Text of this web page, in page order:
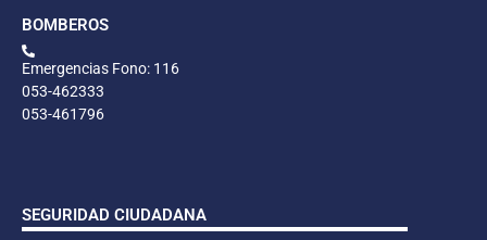
BOMBEROS
Emergencias Fono: 116
053-462333
053-461796
SEGURIDAD CIUDADANA